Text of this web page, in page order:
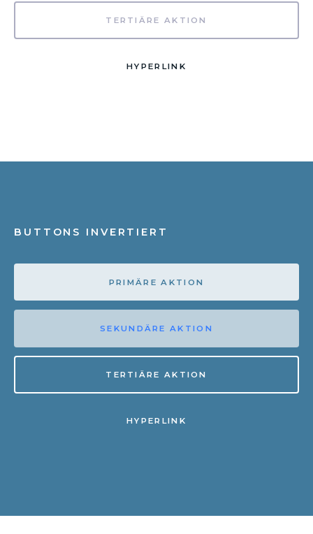
TERTIÄRE AKTION
HYPERLINK
BUTTONS INVERTIERT
PRIMÄRE AKTION
SEKUNDÄRE AKTION
TERTIÄRE AKTION
HYPERLINK